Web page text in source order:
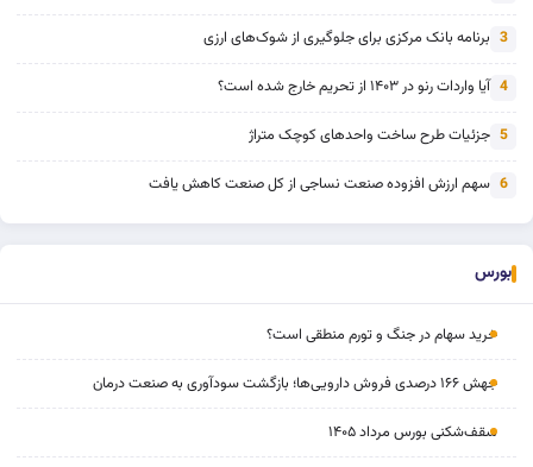
3 برنامه بانک مرکزی برای جلوگیری از شوک‌های ارزی
4 آیا واردات رنو در ۱۴۰۳ از تحریم خارج شده است؟
5 جزئیات طرح ساخت واحدهای کوچک متراژ
6 سهم ارزش افزوده صنعت نساجی از کل صنعت کاهش یافت
بورس
خرید سهام در جنگ و تورم منطقی است؟
جهش ۱۶۶ درصدی فروش دارویی‌ها؛ بازگشت سودآوری به صنعت درمان
سقف‌شکنی بورس مرداد ۱۴۰۵